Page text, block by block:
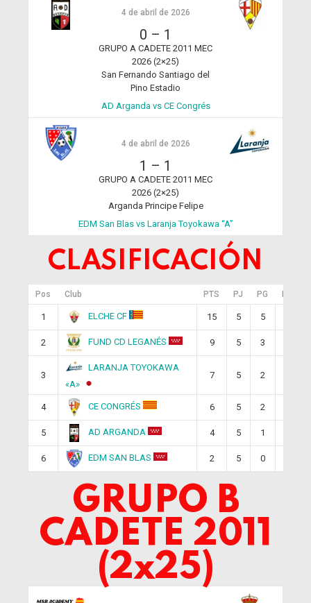
4 de abril de 2026
0 – 1
GRUPO A CADETE 2011 MEC
2026 (2×25)
San Fernando Santiago del
Pino Estadio
AD Arganda vs CE Congrés
4 de abril de 2026
1 – 1
GRUPO A CADETE 2011 MEC
2026 (2×25)
Arganda Principe Felipe
EDM San Blas vs Laranja Toyokawa “A”
CLASIFICACIÓN
Pos Club PTS PJ PG
1 ELCHE CF 15 5 5
2 FUND CD LEGANÉS 9 5 3
3
LARANJA TOYOKAWA
«A»
7 5 2
4 CE CONGRÉS 6 5 2
5 AD ARGANDA 4 5 1
6 EDM SAN BLAS 2 5 0
GRUPO B
CADETE 2011
(2x25)